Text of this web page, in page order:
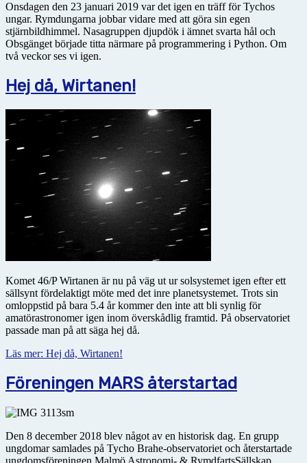
Onsdagen den 23 januari 2019 var det igen en träff för Tychos
ungar. Rymdungarna jobbar vidare med att göra sin egen
stjärnbildhimmel. Nasagruppen djupdök i ämnet svarta hål och
Obsgänget började titta närmare på programmering i Python. Om
två veckor ses vi igen.
Hej då, Wirtanen!
Komet 46/P Wirtanen är nu på väg ut ur solsystemet igen efter ett
sällsynt fördelaktigt möte med det inre planetsystemet. Trots sin
omloppstid på bara 5.4 år kommer den inte att bli synlig för
amatörastronomer igen inom överskådlig framtid. På observatoriet
passade man på att säga hej då.
Läs mer: Hej då, Wirtanen!
Föreningen MARS återstartad
Den 8 december 2018 blev något av en historisk dag. En grupp
ungdomar samlades på Tycho Brahe-observatoriet och återstartade
ungdomsföreningen Malmö Astronomi- & RymdfartsSällskap